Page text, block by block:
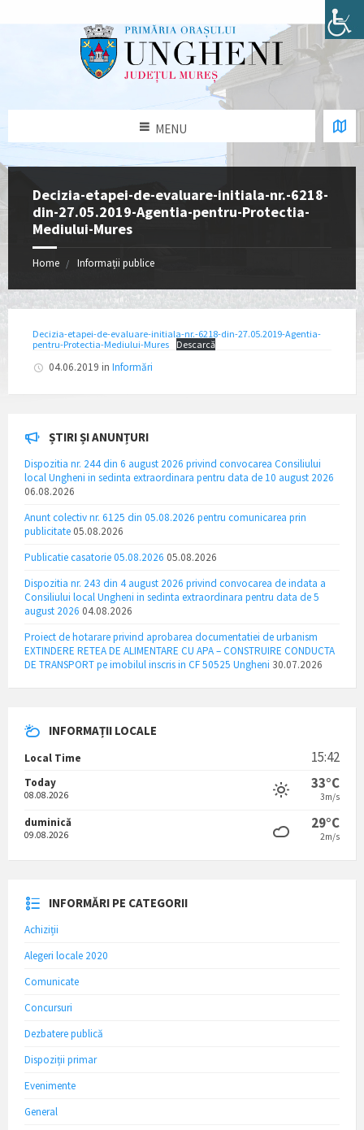
MENU
Decizia-etapei-de-evaluare-initiala-nr.-6218-
din-27.05.2019-Agentia-pentru-Protectia-
Mediului-Mures
Home Informații publice
Decizia-etapei-de-evaluare-initiala-nr.-6218-din-27.05.2019-Agentia-
pentru-Protectia-Mediului-Mures
Descarcă
04.06.2019 in Informări
ȘTIRI ȘI ANUNȚURI
Dispozitia nr. 244 din 6 august 2026 privind convocarea Consiliului
local Ungheni in sedinta extraordinara pentru data de 10 august 2026
06.08.2026
Anunt colectiv nr. 6125 din 05.08.2026 pentru comunicarea prin
publicitate 05.08.2026
Publicatie casatorie 05.08.2026 05.08.2026
Dispozitia nr. 243 din 4 august 2026 privind convocarea de indata a
Consiliului local Ungheni in sedinta extraordinara pentru data de 5
august 2026 04.08.2026
Proiect de hotarare privind aprobarea documentatiei de urbanism
EXTINDERE RETEA DE ALIMENTARE CU APA – CONSTRUIRE CONDUCTA
DE TRANSPORT pe imobilul inscris in CF 50525 Ungheni 30.07.2026
INFORMAȚII LOCALE
Local Time 15:42
Today
08.08.2026
33°C
3m/s
duminică
09.08.2026
29°C
2m/s
INFORMĂRI PE CATEGORII
Achiziții
Alegeri locale 2020
Comunicate
Concursuri
Dezbatere publică
Dispoziții primar
Evenimente
General